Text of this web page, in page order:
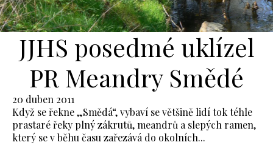
JJHS posedmé uklízel
PR Meandry Smědé
20 duben 2011
Když se řekne „Smědá“, vybaví se většině lidí tok téhle
prastaré řeky plný zákrutů, meandrů a slepých ramen,
který se v běhu času zařezává do okolních...